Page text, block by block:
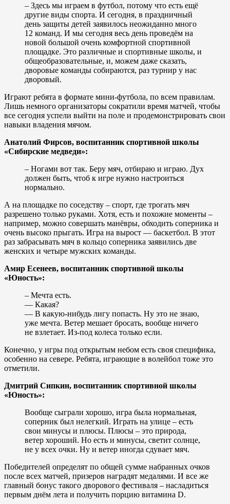
– Здесь мы играем в футбол, потому что есть ещё
другие виды спорта. И сегодня, в праздничный
день защиты детей заявилось неожиданно много
12 команд. И мы сегодня весь день проведём на
новой большой очень комфортной спортивной
площадке. Это различные и спортивные школы, и
общеобразовательные, и, можем даже сказать,
дворовые команды собираются, раз турнир у нас
дворовый.
Играют ребята в формате мини-футбола, по всем правилам.
Лишь немного организаторы сократили время матчей, чтобы
все сегодня успели выйти на поле и продемонстрировать свои
навыки владения мячом.
Анатолий Фирсов, воспитанник спортивной школы
«Сибирские медведи»:
– Ногами вот так. Беру мяч, отбираю и играю. Дух
должен быть, чтоб к игре нужно настроиться
нормально.
А на площадке по соседству – спорт, где трогать мяч
разрешено только руками. Хотя, есть и похожие моменты –
например, можно совершать манёвры, обходить соперника и
очень высоко прыгать. Игра на вырост — баскетбол. В этот
раз забрасывать мяч в кольцо соперника заявились две
женских и четыре мужских команды.
Амир Есенеев, воспитанник спортивной школы
«Юность»:
– Мечта есть.
— Какая?
— В какую-нибудь лигу попасть. Ну это не знаю,
уже мечта. Ветер мешает бросать, вообще ничего
не взлетает. Из-под колеса только если.
Конечно, у игры под открытым небом есть своя специфика,
особенно на севере. Ребята, играющие в волейбол тоже это
отметили.
Дмитрий Сипкин, воспитанник спортивной школы
«Юность»:
Вообще сыграли хорошо, игра была нормальная,
соперник был нелегкий. Играть на улице – есть
свои минусы и плюсы. Плюсы – это природа,
ветер хороший. Но есть и минусы, светит солнце,
не у всех очки. Ну и ветер иногда сдувает мяч.
Победителей определят по общей сумме набранных очков
после всех матчей, призеров наградят медалями. И все же
главный бонус такого дворового фестиваля – насладиться
первым днём лета и получить порцию витамина D.